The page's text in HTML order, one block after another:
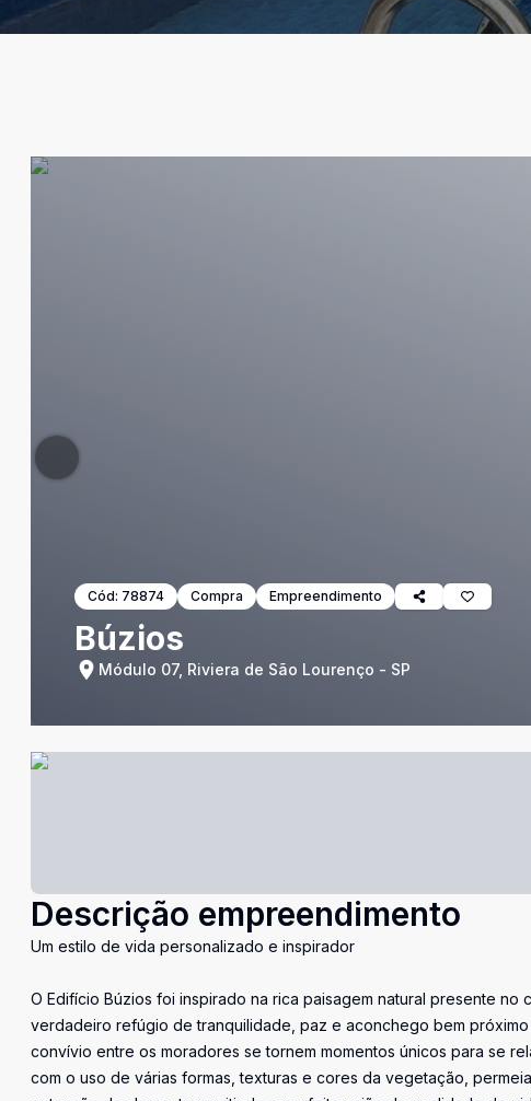
Cód: 78874 Compra Empreendimento
Búzios
Módulo 07, Riviera de São Lourenço - SP
Descrição empreendimento
Um estilo de vida personalizado e inspirador
O Edifício Búzios foi inspirado na rica paisagem natural presente
verdadeiro refúgio de tranquilidade, paz e aconchego bem
convívio entre os moradores se tornem momentos únicos para se
com o uso de várias formas, texturas e cores da vegetação,